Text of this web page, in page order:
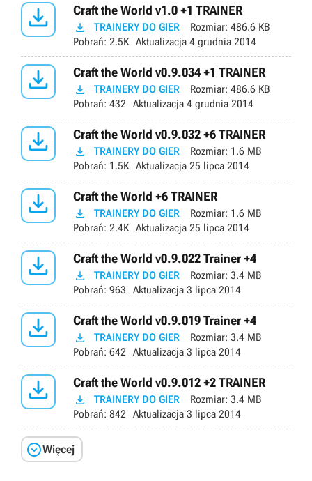
 Craft the World v1.0 +1 TRAINER
 TRAINERY DO GIER Rozmiar: 486.6 KB
Pobrań: 2.5K Aktualizacja 4 grudnia 2014
 Craft the World v0.9.034 +1 TRAINER
 TRAINERY DO GIER Rozmiar: 486.6 KB
Pobrań: 432 Aktualizacja 4 grudnia 2014
 Craft the World v0.9.032 +6 TRAINER
 TRAINERY DO GIER Rozmiar: 1.6 MB
Pobrań: 1.5K Aktualizacja 25 lipca 2014
 Craft the World +6 TRAINER
 TRAINERY DO GIER Rozmiar: 1.6 MB
Pobrań: 2.4K Aktualizacja 25 lipca 2014
 Craft the World v0.9.022 Trainer +4
 TRAINERY DO GIER Rozmiar: 3.4 MB
Pobrań: 963 Aktualizacja 3 lipca 2014
 Craft the World v0.9.019 Trainer +4
 TRAINERY DO GIER Rozmiar: 3.4 MB
Pobrań: 642 Aktualizacja 3 lipca 2014
 Craft the World v0.9.012 +2 TRAINER
 TRAINERY DO GIER Rozmiar: 3.4 MB
Pobrań: 842 Aktualizacja 3 lipca 2014
Więcej